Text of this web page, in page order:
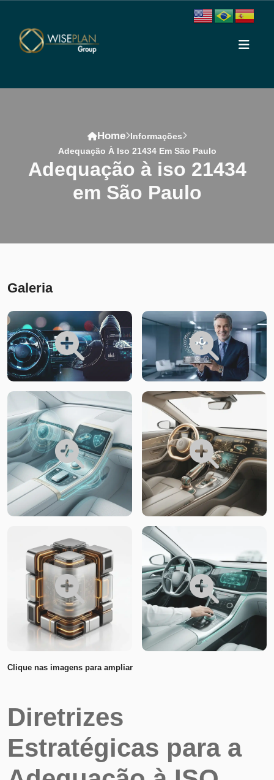
Home Informações
Adequação À Iso 21434 Em São Paulo
adequação à iso 21434
em São Paulo
Galeria
Clique nas imagens para ampliar
Diretrizes
Estratégicas para a